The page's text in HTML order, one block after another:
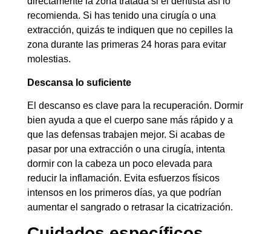
recomienda. Si has tenido una cirugía o una
extracción, quizás te indiquen que no cepilles la
zona durante las primeras 24 horas para evitar
molestias.
Descansa lo suficiente
El descanso es clave para la recuperación. Dormir
bien ayuda a que el cuerpo sane más rápido y a
que las defensas trabajen mejor. Si acabas de
pasar por una extracción o una cirugía, intenta
dormir con la cabeza un poco elevada para
reducir la inflamación. Evita esfuerzos físicos
intensos en los primeros días, ya que podrían
aumentar el sangrado o retrasar la cicatrización.